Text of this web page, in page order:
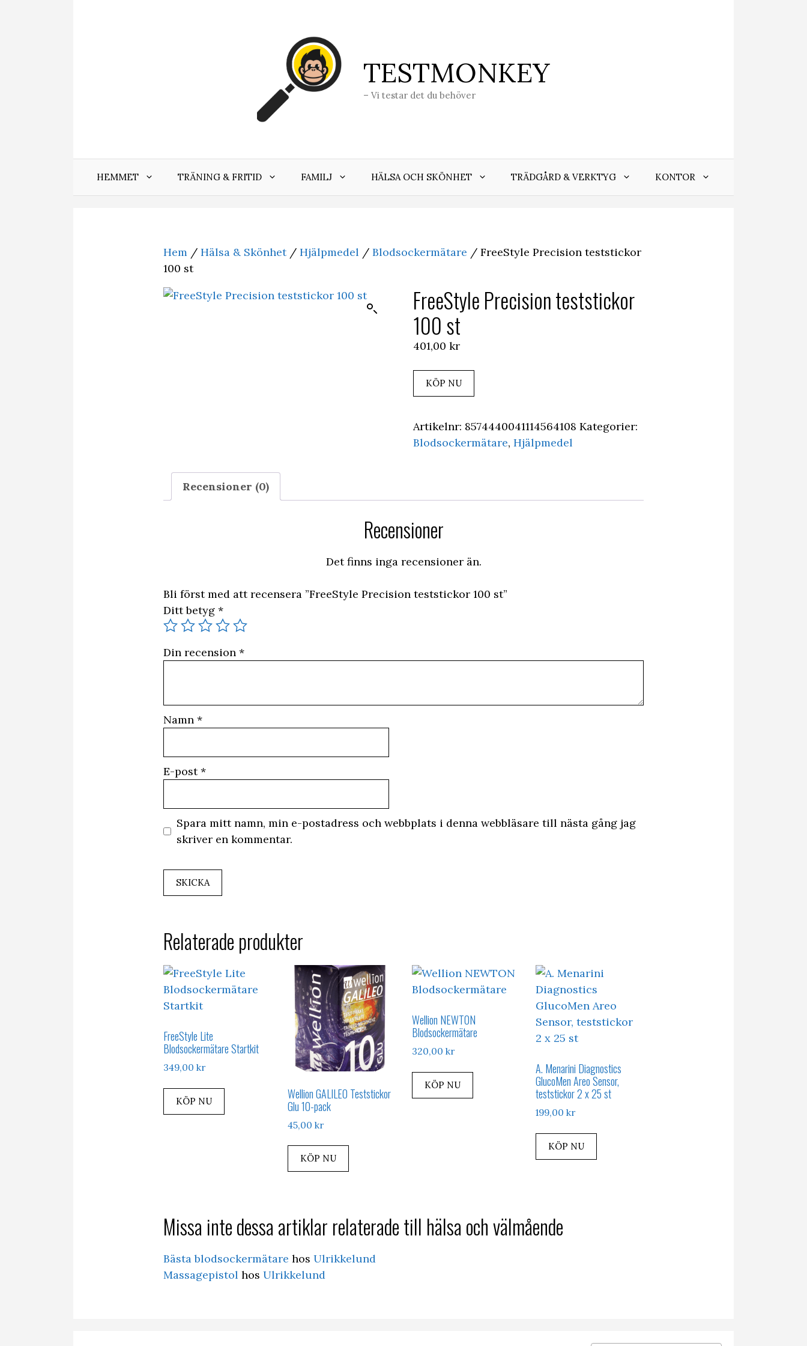
TESTMONKEY
– Vi testar det du behöver
HEMMET TRÄNING & FRITID FAMILJ HÄLSA OCH SKÖNHET TRÄDGÅRD & VERKTYG KONTOR
Hem / Hälsa & Skönhet/ Hjälpmedel / Blodsockermätare / FreeStyle Precision teststickor
100 st
FreeStyle Precision teststickor
100 st
401,00 kr
KÖP NU
Artikelnr: 8574440041114564108 Kategorier:
Blodsockermätare, Hjälpmedel
Recensioner (0)
Recensioner
Det finns inga recensioner än.
Bli först med att recensera ”FreeStyle Precision teststickor 100 st”
Ditt betyg *
Din recension *
Namn *
E-post*
Spara mitt namn, min e-postadress och webbplats i denna webbläsare till nästa gång jag
skriver en kommentar.
Relaterade produkter
FreeStyle Lite
Blodsockermätare Startkit
349,00 kr
KÖP NU
Wellion GALILEO Teststickor
Glu 10-pack
45,00 kr
KÖP NU
Wellion NEWTON
Blodsockermätare
320,00 kr
KÖP NU
A. Menarini Diagnostics
GlucoMen Areo Sensor,
teststickor 2 x 25 st
199,00kr
KÖP NU
Missa inte dessa artiklar relaterade till hälsa och välmående
Bästa blodsockermätare hos Ulrikkelund
Massagepistol hos Ulrikkelund